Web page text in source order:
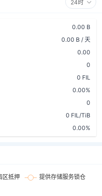
24时
0.00 B
0.00 B / 天
0.00
0
0 FIL
0.00%
0
0 FIL/TiB
0.00%